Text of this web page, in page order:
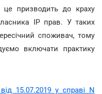
це призводить до краху
IP прав. У таких
споживач, тому
включати практику
15.07.2019 у справі N